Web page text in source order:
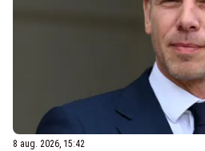
8 aug. 2026, 15:42